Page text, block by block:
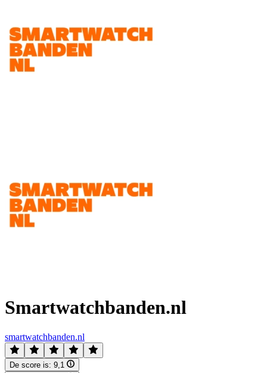
Smartwatchbanden.nl
smartwatchbanden.nl
De score is: 9,1